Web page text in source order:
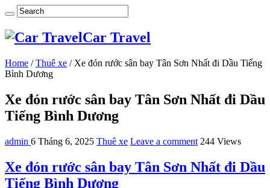
Car Travel
Home / Thuê xe / Xe đón rước sân bay Tân Sơn Nhất đi Dầu Tiếng
Bình Dương
Xe đón rước sân bay Tân Sơn Nhất đi Dầu
Tiếng Bình Dương
admin 6 Tháng 6, 2025 Thuê xe Leave a comment 244 Views
Xe đón rước sân bay Tân Sơn Nhất đi Dầu
Tiếng Bình Dương